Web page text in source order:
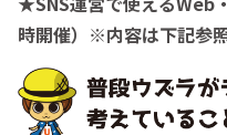
時開催）※内容は下記参